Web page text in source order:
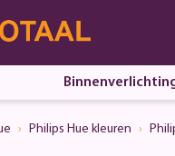
Philips Hue kleuren